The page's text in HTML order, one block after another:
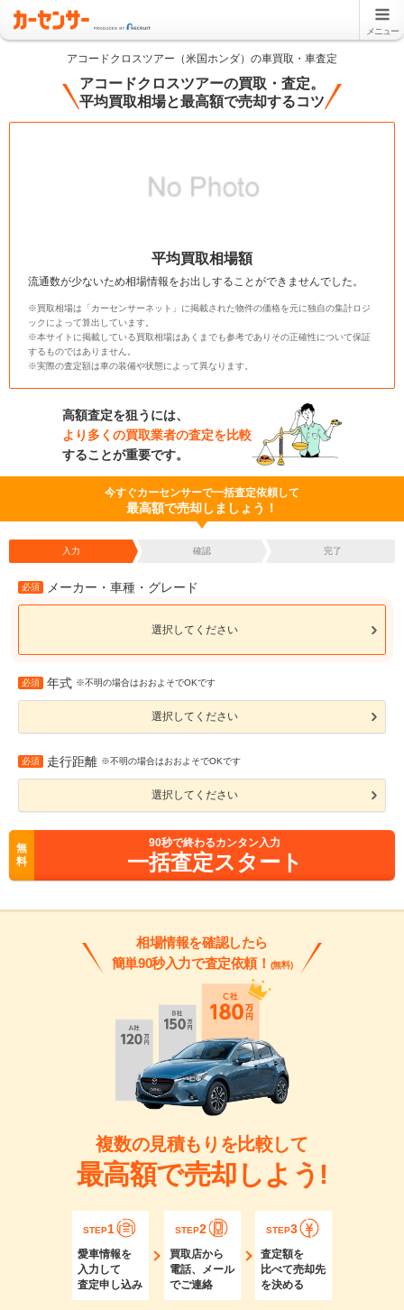
メニュー
アコードクロスツアー（米国ホンダ）の車買取・車査定
アコードクロスツアーの買取・査定。
平均買取相場と最高額で売却するコツ
平均買取相場額
流通数が少ないため相場情報をお出しすることができませんでした。
※買取相場は「カーセンサーネット」に掲載された物件の価格を元に独自の集計ロジ
ックによって算出しています。
※本サイトに掲載している買取相場はあくまでも参考でありその正確性について保証
するものではありません。
※実際の査定額は車の装備や状態によって異なります。
高額査定を狙うには、
より多くの買取業者の査定を比較
することが重要です。
今すぐカーセンサーで一括査定依頼して
最高額で売却しましょう！
入力 確認 完了
必須 メーカー・車種・グレード
選択してください
必須 年式 ※不明の場合はおおよそでOKです
選択してください
必須 走行距離 ※不明の場合はおおよそでOKです
選択してください
無
料
90秒で終わるカンタン入力
一括査定スタート
相場情報を確認したら
簡単90秒入力で査定依頼！ (無料)
複数の見積もりを比較して
最高額で売却しよう!
STEP1
愛車情報を
入力して
査定申し込み
STEP2
買取店から
電話、メール
でご連絡
STEP3
査定額を
比べて売却先
を決める